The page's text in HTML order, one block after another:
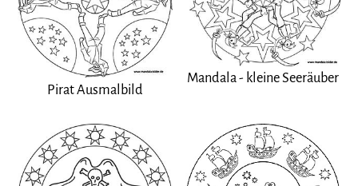
Pirat Ausmalbild
Mandala - kleine Seeräuber